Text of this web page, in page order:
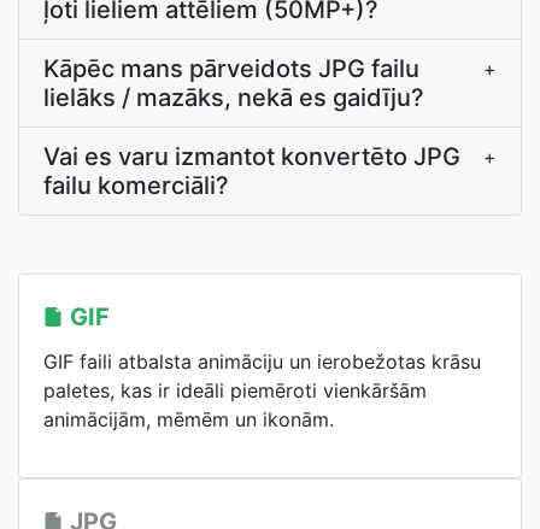
ļoti lieliem attēliem (50MP+)?
Kāpēc mans pārveidots JPG failu
lielāks / mazāks, nekā es gaidīju?
+
Vai es varu izmantot konvertēto JPG
failu komerciāli?
+
GIF
GIF faili atbalsta animāciju un ierobežotas krāsu
paletes, kas ir ideāli piemēroti vienkāršām
animācijām, mēmēm un ikonām.
JPG